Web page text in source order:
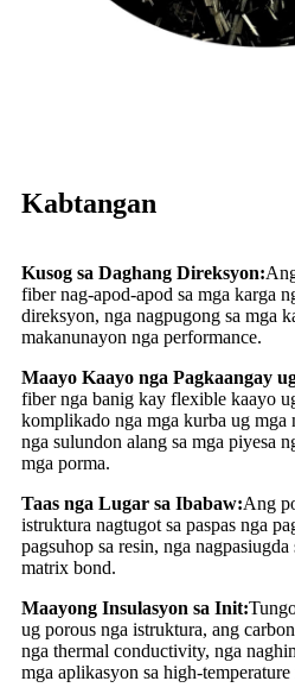
Kabtangan
Kusog sa Daghang Direksyon:
fiber nag-apod-apod sa mga karga
direksyon, nga nagpugong sa mga
makanunayon nga performance.
Maayo Kaayo nga Pagkaangay
fiber nga banig kay flexible kaayo
komplikado nga mga kurba ug mga
nga sulundon alang sa mga piyesa
mga porma.
Taas nga Lugar sa Ibabaw:Ang
istruktura nagtugot sa paspas nga
pagsuhop sa resin, nga
matrix bond.
Maayong Insulasyon sa Init:
ug porous nga istruktura, ang
nga thermal conductivity, nga
mga aplikasyon sa high-